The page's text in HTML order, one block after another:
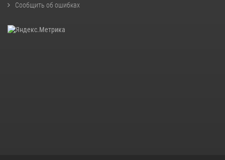
Сообщить об ошибках